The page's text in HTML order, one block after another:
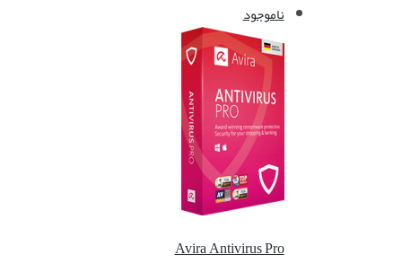
ناموجود
Avira Antivirus Pro